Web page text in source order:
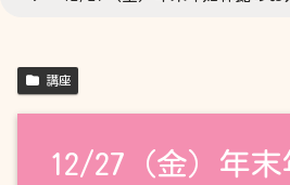
講座
12/27（金）年